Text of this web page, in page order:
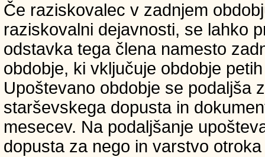
Če raziskovalec v zadnjem
raziskovalni dejavnosti, se lahko
odstavka tega člena namesto
obdobje, ki vključuje obdobje
Upoštevano obdobje se podaljša
starševskega dopusta in
mesecev. Na podaljšanje
dopusta za nego in varstvo